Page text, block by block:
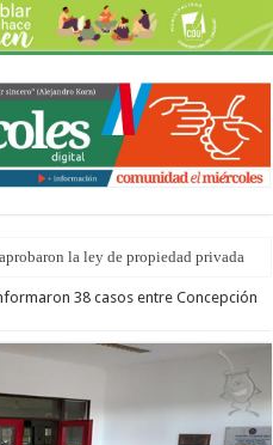
la ley de propiedad privada
38 casos entre Concepción